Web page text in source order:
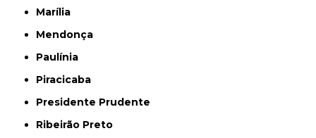
Marília
Mendonça
Paulínia
Piracicaba
Presidente Prudente
Ribeirão Preto